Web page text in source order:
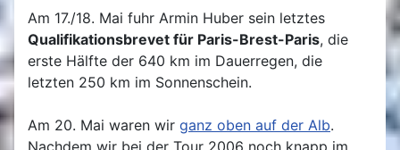
Am 17./18. Mai fuhr Armin Huber sein letztes
Qualifikationsbrevet für Paris-Brest-Paris, die
erste Hälfte der 640 km im Dauerregen, die
letzten 250 km im Sonnenschein.
Am 20. Mai waren wir ganz oben auf der Alb.
Nachdem wir bei der Tour 2006 noch knapp im